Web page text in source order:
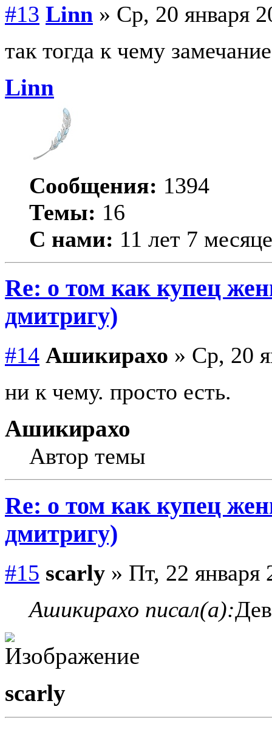
#13 Linn » Ср, 20 января
так тогда к чему
Linn
Сообщения: 1394
Темы: 16
С нами: 11 лет 7
Re: о том как купец
дмитригу)
#14 Ашикирахо » Ср, 20
ни к чему. просто есть.
Ашикирахо
Автор темы
Re: о том как купец
дмитригу)
#15 scarly » Пт, 22 января
Ашикирахо писал(а):
scarly